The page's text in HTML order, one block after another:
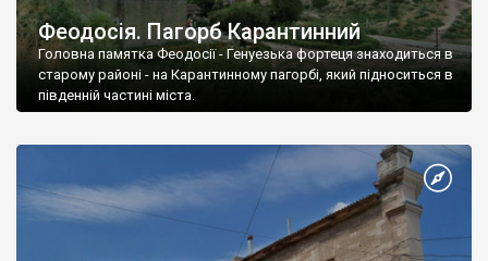
Феодосія. Пагорб Карантинний
Головна памятка Феодосії - Генуезька фортеця знаходиться в
старому районі - на Карантинному пагорбі, який підноситься в
південній частині міста.